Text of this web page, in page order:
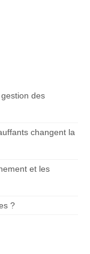
des
changent la
et les
?